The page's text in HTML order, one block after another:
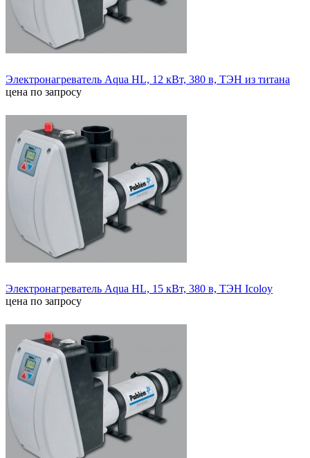
Электронагреватель Aqua HL, 12 кВт, 380 в, ТЭН из титана
цена по запросу
Электронагреватель Aqua HL, 15 кВт, 380 в, ТЭН Icoloy
цена по запросу